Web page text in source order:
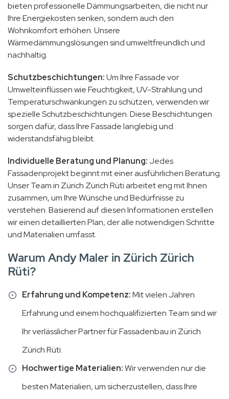
bieten professionelle Dämmungsarbeiten, die nicht nur
Ihre Energiekosten senken, sondern auch den
Wohnkomfort erhöhen. Unsere
Wärmedämmungslösungen sind umweltfreundlich und
nachhaltig.
Schutzbeschichtungen:Um Ihre Fassade vor
Umwelteinflüssen wie Feuchtigkeit, UV-Strahlung und
Temperaturschwankungen zu schützen, verwenden wir
spezielle Schutzbeschichtungen. Diese Beschichtungen
sorgen dafür, dass Ihre Fassade langlebig und
widerstandsfähig bleibt.
Individuelle Beratung und Planung: Jedes
Fassadenprojekt beginnt mit einer ausführlichen Beratung.
Unser Team in Zürich Zürich Rüti arbeitet eng mit Ihnen
zusammen, um Ihre Wünsche und Bedürfnisse zu
verstehen. Basierend auf diesen Informationen erstellen
wir einen detaillierten Plan, der alle notwendigen Schritte
und Materialien umfasst.
Warum Andy Maler in Zürich Zürich
Rüti?
Erfahrung und Kompetenz:Mit vielen Jahren
Erfahrung und einem hochqualifizierten Team sind wir
Ihr verlässlicher Partner für Fassadenbau in Zürich
Zürich Rüti.
Hochwertige Materialien:Wir verwenden nur die
besten Materialien, um sicherzustellen, dass Ihre